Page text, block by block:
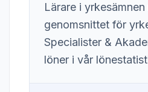
Lärare i yrkesämnen
genomsnittet för
Specialister &
löner i vår